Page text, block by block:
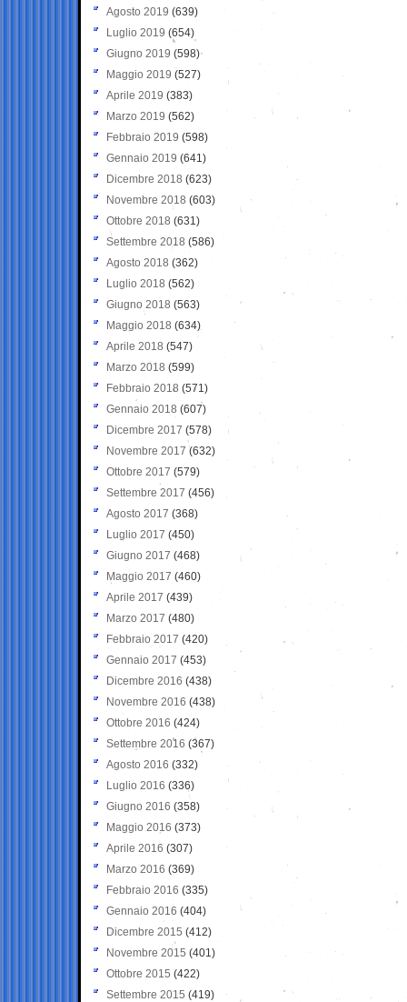
Agosto 2019 (639)
Luglio 2019 (654)
Giugno 2019 (598)
Maggio 2019 (527)
Aprile 2019 (383)
Marzo 2019 (562)
Febbraio 2019 (598)
Gennaio 2019 (641)
Dicembre 2018 (623)
Novembre 2018 (603)
Ottobre 2018 (631)
Settembre 2018 (586)
Agosto 2018 (362)
Luglio 2018 (562)
Giugno 2018 (563)
Maggio 2018 (634)
Aprile 2018 (547)
Marzo 2018 (599)
Febbraio 2018 (571)
Gennaio 2018 (607)
Dicembre 2017 (578)
Novembre 2017 (632)
Ottobre 2017 (579)
Settembre 2017 (456)
Agosto 2017 (368)
Luglio 2017 (450)
Giugno 2017 (468)
Maggio 2017 (460)
Aprile 2017 (439)
Marzo 2017 (480)
Febbraio 2017 (420)
Gennaio 2017 (453)
Dicembre 2016 (438)
Novembre 2016 (438)
Ottobre 2016 (424)
Settembre 2016 (367)
Agosto 2016 (332)
Luglio 2016 (336)
Giugno 2016 (358)
Maggio 2016 (373)
Aprile 2016 (307)
Marzo 2016 (369)
Febbraio 2016 (335)
Gennaio 2016 (404)
Dicembre 2015 (412)
Novembre 2015 (401)
Ottobre 2015 (422)
Settembre 2015 (419)